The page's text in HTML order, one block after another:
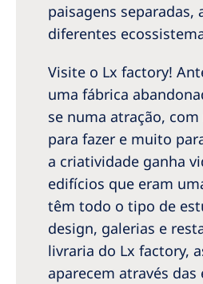
paisagens separadas,
diferentes
Visite o Lx factory!
uma fábrica
se numa atração,
para fazer e muito
a criatividade ganha
edifícios que eram
têm todo o tipo de
design, galerias e
livraria do Lx factory,
aparecem através das